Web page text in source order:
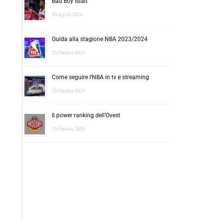
30 Aprile 2024
Guida alla stagione NBA 2023/2024
23 Ottobre 2023
Come seguire l’NBA in tv e streaming
23 Ottobre 2023
Il power ranking dell’Ovest
23 Ottobre 2023